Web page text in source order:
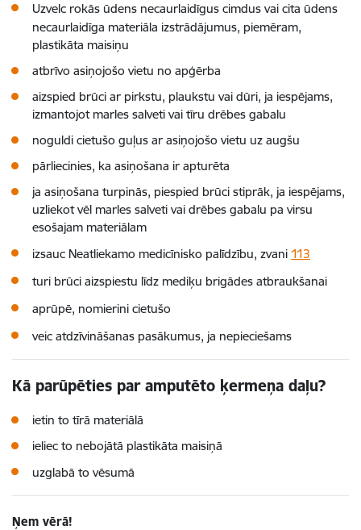
Uzvelc rokās ūdens necaurlaidīgus cimdus vai cita ūdens
necaurlaidīga materiāla izstrādājumus, piemēram,
plastikāta maisiņu
atbrīvo asiņojošo vietu no apģērba
aizspied brūci ar pirkstu, plaukstu vai dūri, ja iespējams,
izmantojot marles salveti vai tīru drēbes gabalu
noguldi cietušo guļus ar asiņojošo vietu uz augšu
pārliecinies, ka asiņošana ir apturēta
ja asiņošana turpinās, piespied brūci stiprāk, ja iespējams,
uzliekot vēl marles salveti vai drēbes gabalu pa virsu
esošajam materiālam
izsauc Neatliekamo medicīnisko palīdzību, zvani 113
turi brūci aizspiestu līdz mediķu brigādes atbraukšanai
aprūpē, nomierini cietušo
veic atdzīvināšanas pasākumus, ja nepieciešams
Kā parūpēties par amputēto ķermeņa daļu?
ietin to tīrā materiālā
ieliec to nebojātā plastikāta maisiņā
uzglabā to vēsumā
Ņem vērā!